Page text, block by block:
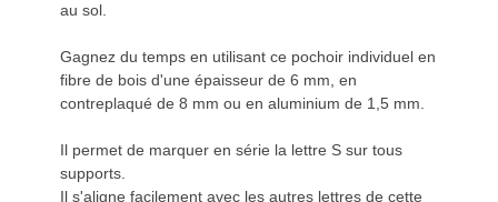
au sol.
Gagnez du temps en utilisant ce pochoir individuel en
fibre de bois d'une épaisseur de 6 mm, en
contreplaqué de 8 mm ou en aluminium de 1,5 mm.
Il permet de marquer en série la lettre S sur tous
supports.
Il s'aligne facilement avec les autres lettres de cette